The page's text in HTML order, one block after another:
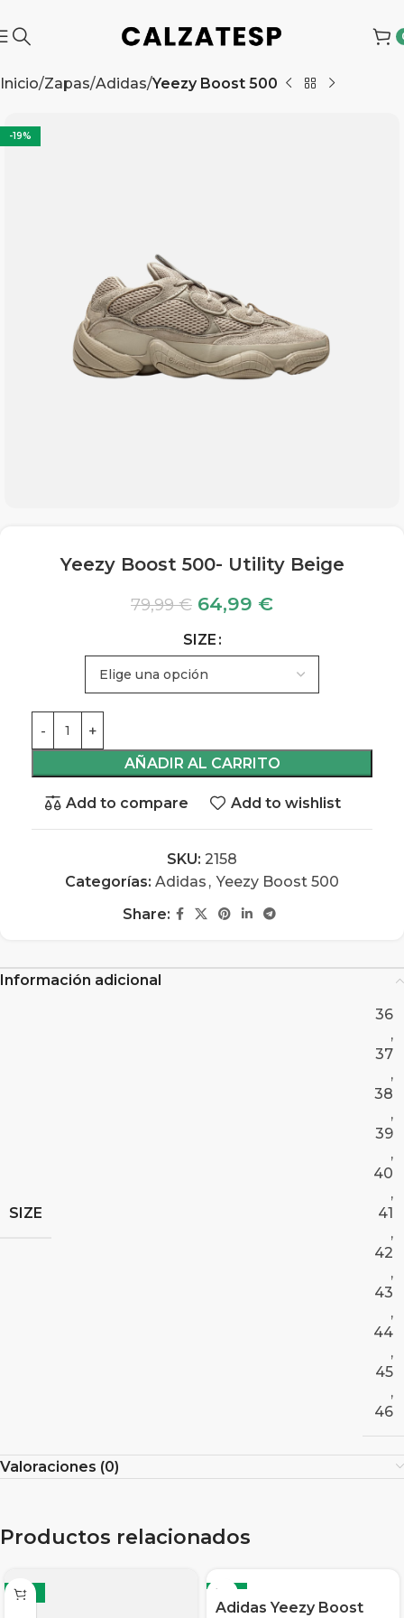
Inicio Zapas Adidas Yeezy Boost 500
-19%
Yeezy Boost 500- Utility Beige
79,99€ 64,99 €
SIZE
AÑADIR AL CARRITO
Add to compare Add to wishlist
SKU: 2158
Categorías: Adidas , Yeezy Boost 500
Share:
Información adicional
SIZE
36
,
37
,
38
,
39
,
40
,
41
,
42
,
43
,
44
,
45
,
46
Valoraciones (0)
Productos relacionados
-12% -12%
Adidas Yeezy Boost